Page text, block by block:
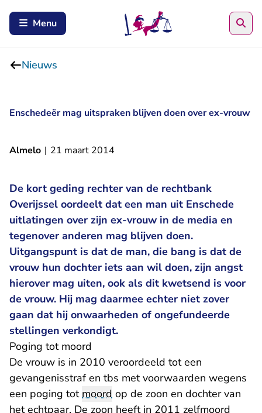
Menu
Nieuws
Enschedeër mag uitspraken blijven doen over ex-vrouw
Almelo | 21 maart 2014
De kort geding rechter van de rechtbank
Overijssel oordeelt dat een man uit Enschede
uitlatingen over zijn ex-vrouw in de media en
tegenover anderen mag blijven doen.
Uitgangspunt is dat de man, die bang is dat de
vrouw hun dochter iets aan wil doen, zijn angst
hierover mag uiten, ook als dit kwetsend is voor
de vrouw. Hij mag daarmee echter niet zover
gaan dat hij onwaarheden of ongefundeerde
stellingen verkondigt.
Poging tot moord
De vrouw is in 2010 veroordeeld tot een
gevangenisstraf en tbs met voorwaarden wegens
een poging totmoord op de zoon en dochter van
het echtpaar. De zoon heeft in 2011 zelfmoord